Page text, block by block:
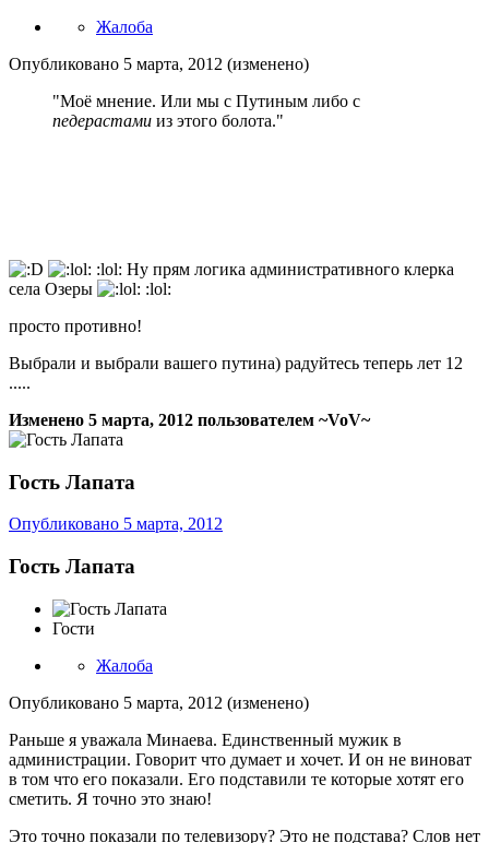
Жалоба
Опубликовано 5 марта, 2012 (изменено)
"Моё мнение. Или мы с Путиным либо с
педерастами из этого болота."
:lol: Ну прям логика административного клерка
села Озеры
:lol:
просто противно!
Выбрали и выбрали вашего путина) радуйтесь теперь лет 12
.....
Изменено 5 марта, 2012 пользователем ~VoV~
Гость Лапата
Опубликовано 5 марта, 2012
Гость Лапата
Гости
Жалоба
Опубликовано 5 марта, 2012 (изменено)
Раньше я уважала Минаева. Единственный мужик в
администрации. Говорит что думает и хочет. И он не виноват
в том что его показали. Его подставили те которые хотят его
сметить. Я точно это знаю!
Это точно показали по телевизору? Это не подстава? Слов нет